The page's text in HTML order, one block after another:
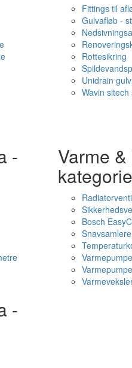
Fittings til
Gulvafløb -
Rottesikring
Unidrain
Wavin sitech
- Varme
Bosch
Snavsamlere
-